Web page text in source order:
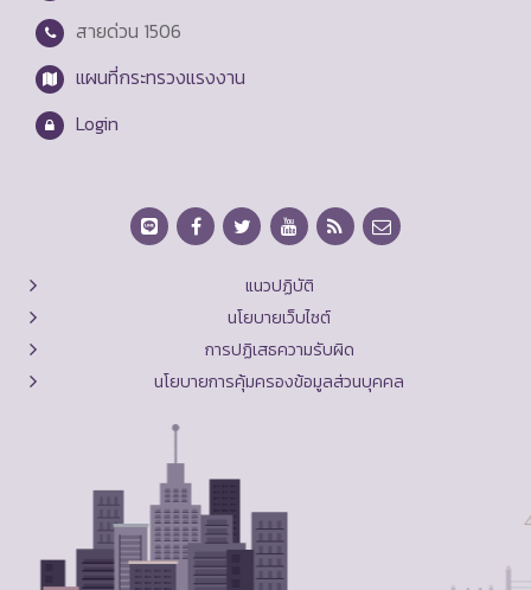
สายด่วน 1506
แผนที่กระทรวงแรงงาน
Login
แนวปฏิบัติ
นโยบายเว็บไซต์
การปฏิเสธความรับผิด
นโยบายการคุ้มครองข้อมูลส่วนบุคคล